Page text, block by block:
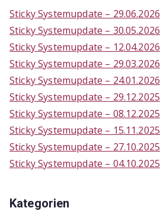
Sticky Systemupdate – 29.06.2026
Sticky Systemupdate – 30.05.2026
Sticky Systemupdate – 12.04.2026
Sticky Systemupdate – 29.03.2026
Sticky Systemupdate – 24.01.2026
Sticky Systemupdate – 29.12.2025
Sticky Systemupdate – 08.12.2025
Sticky Systemupdate – 15.11.2025
Sticky Systemupdate – 27.10.2025
Sticky Systemupdate – 04.10.2025
Kategorien